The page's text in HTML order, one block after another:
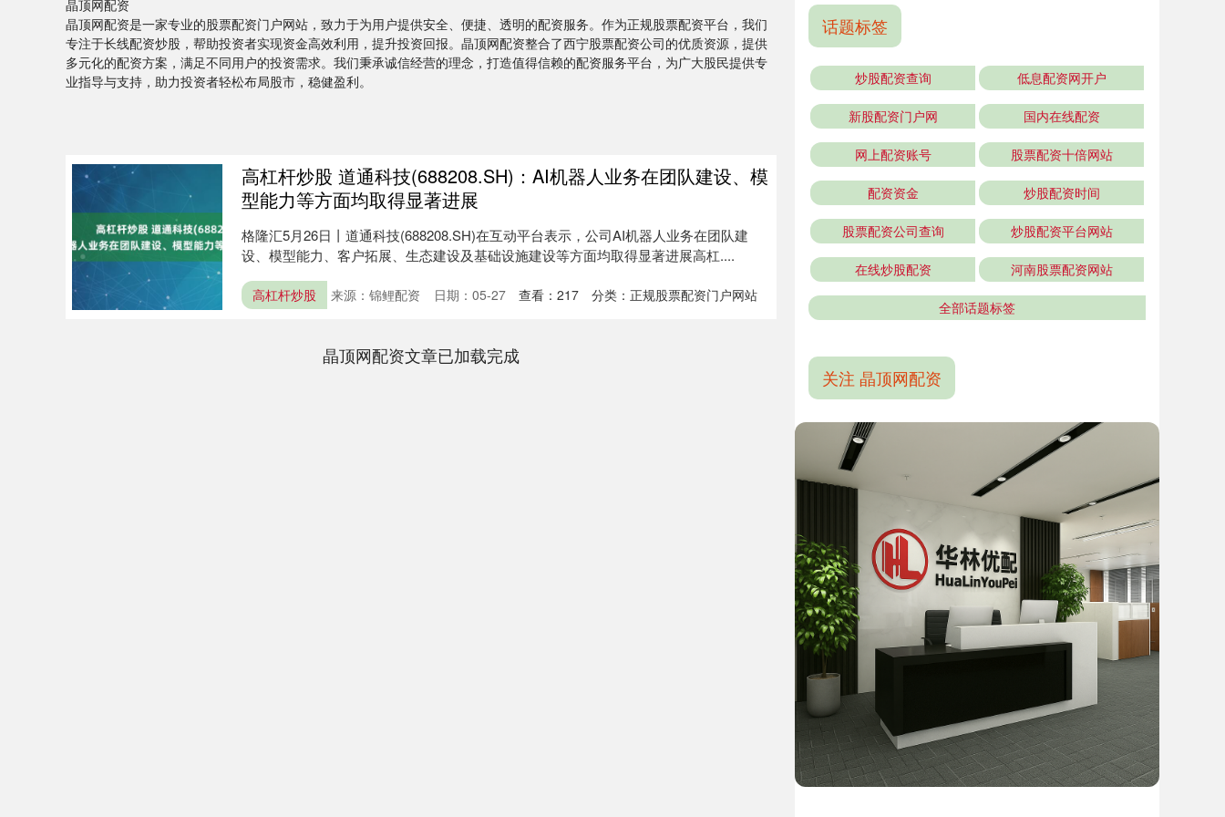
晶顶网配资
晶顶网配资是一家专业的股票配资门户网站，致力于为用户提供安全、便捷、透明的配资服务。作为正规股票配资平台，我们
专注于长线配资炒股，帮助投资者实现资金高效利用，提升投资回报。晶顶网配资整合了西宁股票配资公司的优质资源，提供
多元化的配资方案，满足不同用户的投资需求。我们秉承诚信经营的理念，打造值得信赖的配资服务平台，为广大股民提供专
业指导与支持，助力投资者轻松布局股市，稳健盈利。
高杠杆炒股 道通科技(688208.SH)：AI机器人业务在团队建设、模
型能力等方面均取得显著进展
格隆汇5月26日丨道通科技(688208.SH)在互动平台表示，公司AI机器人业务在团队建
设、模型能力、客户拓展、生态建设及基础设施建设等方面均取得显著进展高杠....
高杠杆炒股 来源：锦鲤配资 日期：05-27 查看： 217 分类： 正规股票配资门户网站
晶顶网配资文章已加载完成
话题标签
炒股配资查询 低息配资网开户
新股配资门户网 国内在线配资
网上配资账号 股票配资十倍网站
配资资金 炒股配资时间
股票配资公司查询 炒股配资平台网站
在线炒股配资 河南股票配资网站
全部话题标签
关注 晶顶网配资